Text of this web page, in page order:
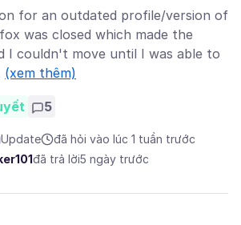
for an outdated profile/version of
was closed which made the
I couldn't move until I was able to
(xem thêm)
5
Update
đã hỏi vào lúc 1 tuần trước
đã trả lời5 ngày trước